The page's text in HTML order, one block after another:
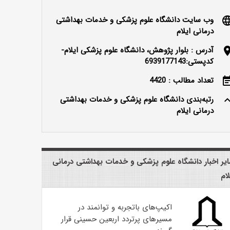
وب سایت دانشگاه علوم پزشکی و خدمات بهداشتی
درمانی ایلام
آدرس : بلوار پژوهش، دانشگاه علوم پزشکی ایلام-
کدپستی:6939177143
تعداد مطالب : 4420
keyboard_arrow_up
رتبه‌بندی دانشگاه علوم پزشکی و خدمات بهداشتی
درمانی ایلام
اخبار دانشگاه علوم پزشکی و خدمات بهداشتی درمانی
اکیپ‌های باتجربه و توانمند در
مسیرهای پرتردد اربعین حسینی قرار